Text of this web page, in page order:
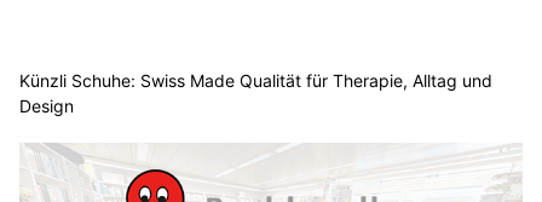
Künzli Schuhe: Swiss Made Qualität für Therapie, Alltag und
Design